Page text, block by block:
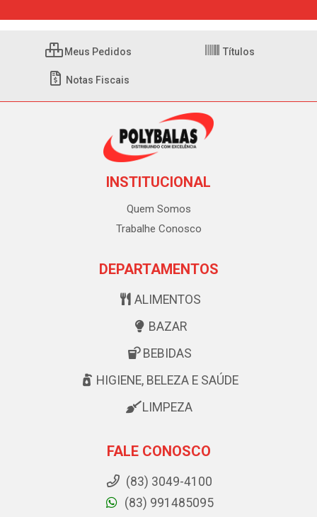
Meus Pedidos Títulos
Notas Fiscais
INSTITUCIONAL
Quem Somos
Trabalhe Conosco
DEPARTAMENTOS
ALIMENTOS
BAZAR
BEBIDAS
HIGIENE, BELEZA E SAÚDE
LIMPEZA
FALE CONOSCO
(83) 3049-4100
(83) 991485095